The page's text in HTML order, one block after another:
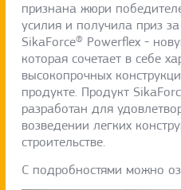
признана жюри
усилия и получила приз
SikaForce® Powerflex -
которая сочетает в себе
высокопрочных
продукте. Продукт
разработан для
возведении легких
строительстве.
С подробностями можно